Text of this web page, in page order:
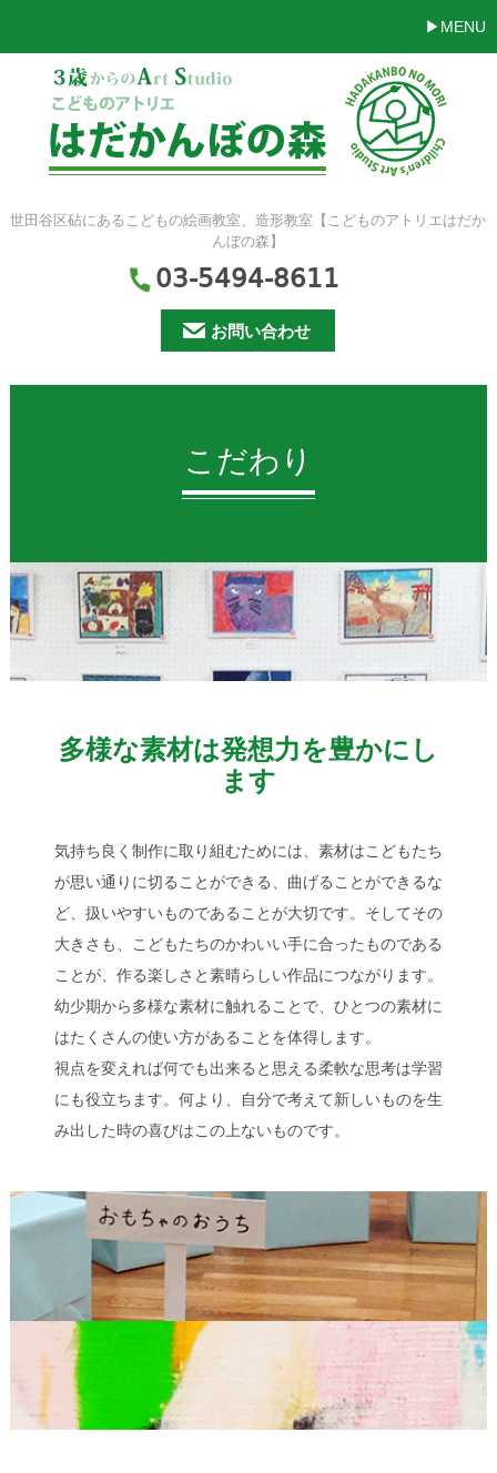
MENU
世田谷区砧にあるこどもの絵画教室、造形教室【こどものアトリエはだか
んぼの森】
03-5494-8611
お問い合わせ
こだわり
多様な素材は発想力を豊かにし
ます
気持ち良く制作に取り組むためには、素材はこどもたち
が思い通りに切ることができる、曲げることができるな
ど、扱いやすいものであることが大切です。そしてその
大きさも、こどもたちのかわいい手に合ったものである
ことが、作る楽しさと素晴らしい作品につながります。
幼少期から多様な素材に触れることで、ひとつの素材に
はたくさんの使い方があることを体得します。
視点を変えれば何でも出来ると思える柔軟な思考は学習
にも役立ちます。何より、自分で考えて新しいものを生
み出した時の喜びはこの上ないものです。